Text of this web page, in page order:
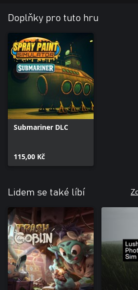
Doplňky pro tuto hru
Submariner DLC
115,00 Kč
Lidem se také líbí